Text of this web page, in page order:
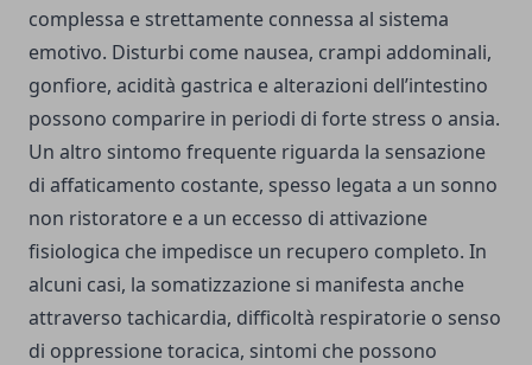
complessa e strettamente connessa al sistema
emotivo. Disturbi come nausea, crampi addominali,
gonfiore, acidità gastrica e alterazioni dell’intestino
possono comparire in periodi di forte stress o ansia.
Un altro sintomo frequente riguarda la sensazione
di affaticamento costante, spesso legata a un sonno
non ristoratore e a un eccesso di attivazione
fisiologica che impedisce un recupero completo. In
alcuni casi, la somatizzazione si manifesta anche
attraverso tachicardia, difficoltà respiratorie o senso
di oppressione toracica, sintomi che possono